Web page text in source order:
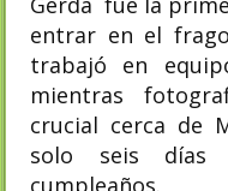
entrar en el
trabajó en
mientras
crucial cerca de
solo seis días